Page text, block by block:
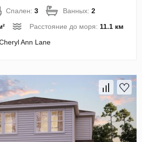
Спален:3 Ванных:2
Расстояние до моря: 11.1 км
Ann Lane